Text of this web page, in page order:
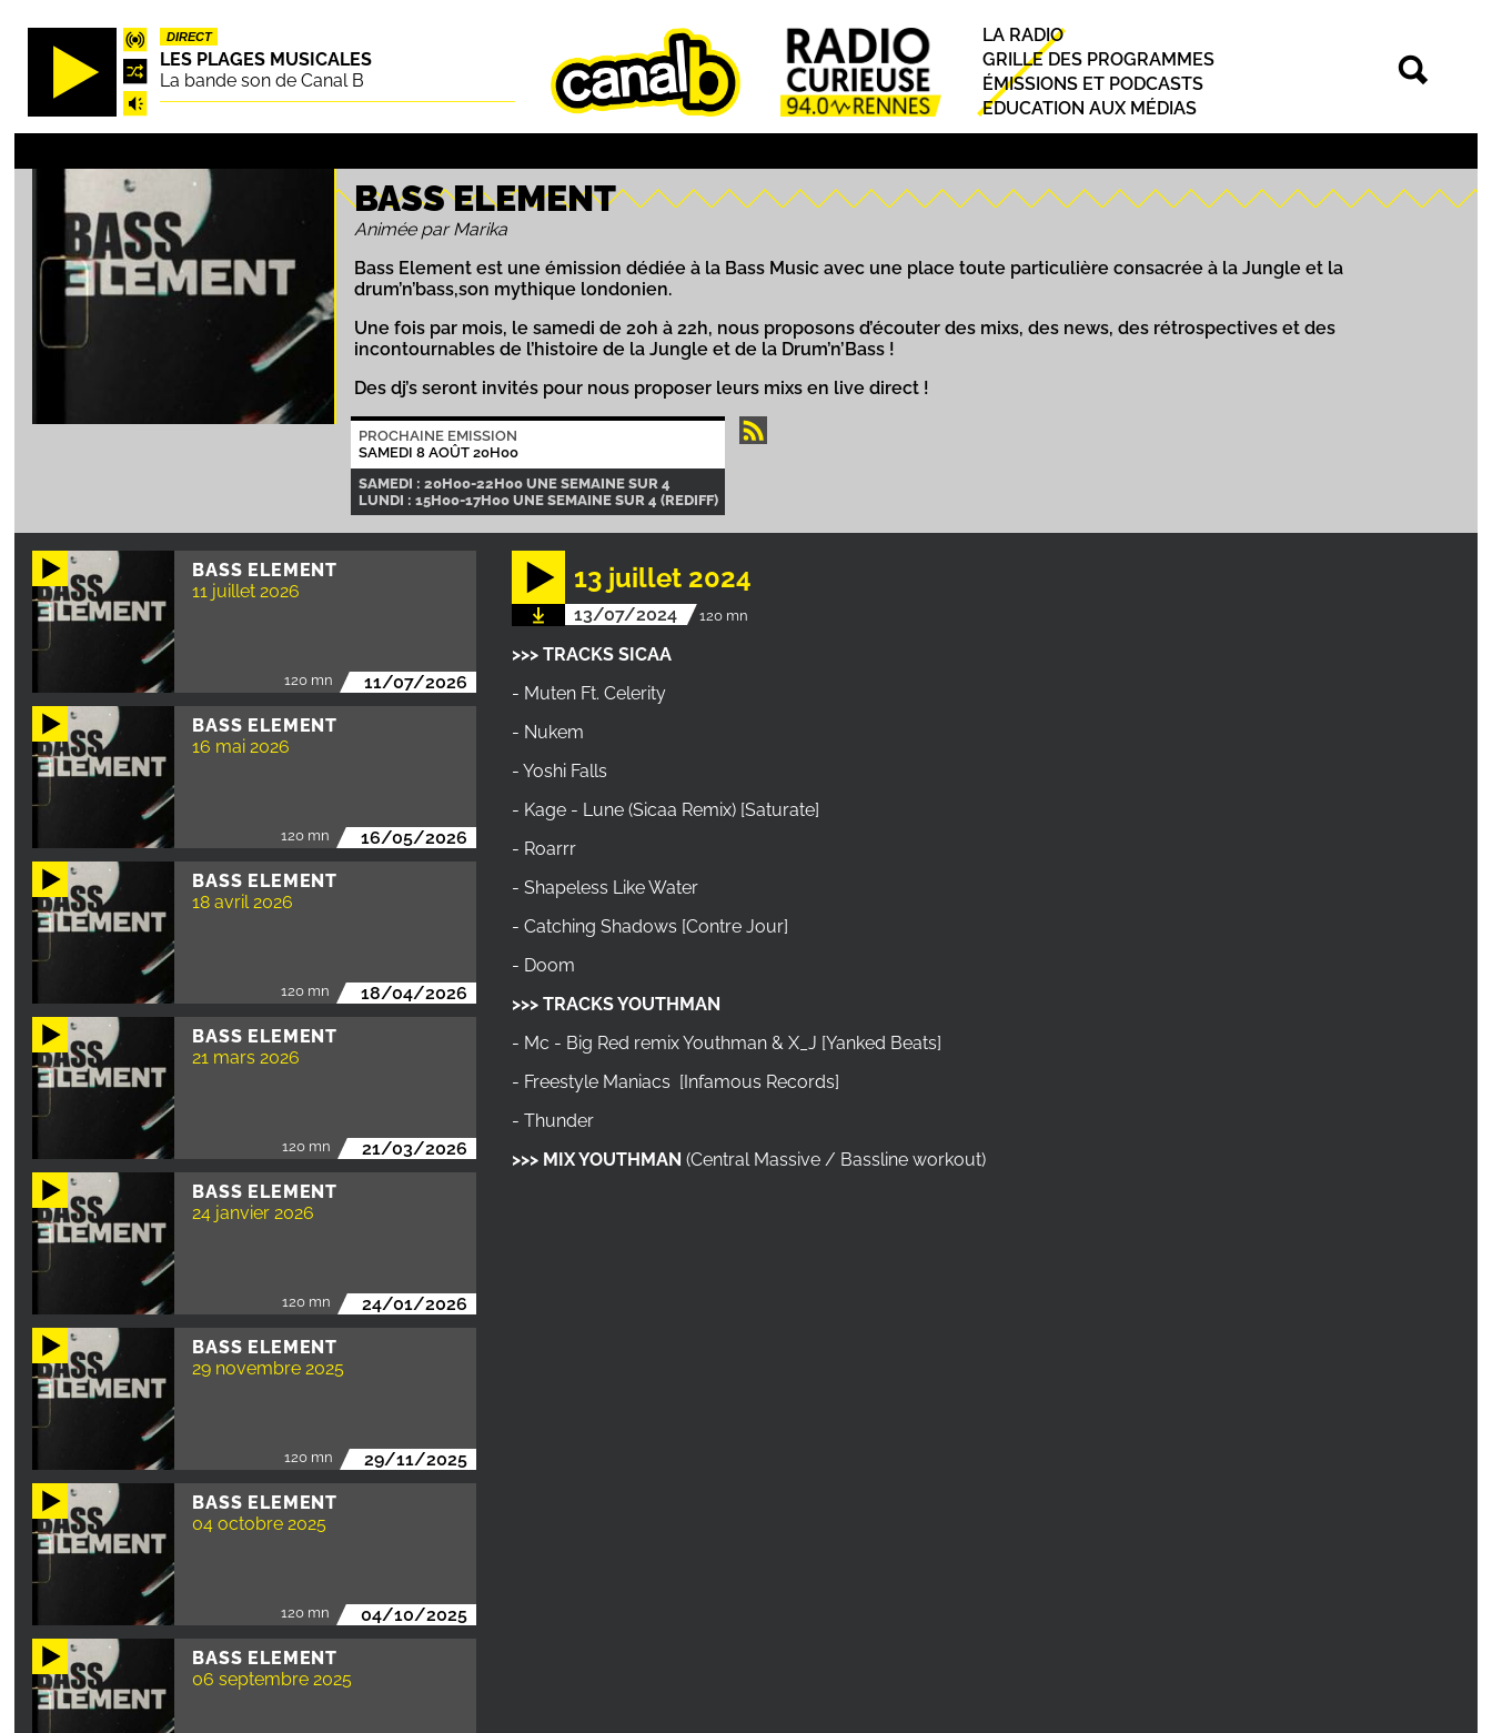
Aller
principal
DIRECT
LES PLAGES MUSICALES
La bande son de Canal B
Principal
LA RADIO
GRILLE DES PROGRAMMES
ÉMISSIONS ET PODCASTS
EDUCATION AUX MÉDIAS
BASS ELEMENT
Animée par Marika
Bass Element est une émission dédiée à la Bass Music avec une place toute particulière consacrée à la Jungle et la
drum’n’bass,son mythique londonien.
Une fois par mois, le samedi de 20h à 22h, nous proposons d’écouter des mixs, des news, des rétrospectives et des
incontournables de l’histoire de la Jungle et de la Drum’n’Bass !
Des dj’s seront invités pour nous proposer leurs mixs en live direct !
PROCHAINE EMISSION
SAMEDI 8 AOÛT 20H00
SAMEDI : 20H00-22H00 UNE SEMAINE SUR 4
LUNDI : 15H00-17H00 UNE SEMAINE SUR 4 (REDIFF)
BASS ELEMENT
11 juillet 2026
120 mn 11/07/2026
BASS ELEMENT
16 mai 2026
120 mn 16/05/2026
BASS ELEMENT
18 avril 2026
120 mn 18/04/2026
BASS ELEMENT
21 mars 2026
120 mn 21/03/2026
BASS ELEMENT
24 janvier 2026
120 mn 24/01/2026
BASS ELEMENT
29 novembre 2025
120 mn 29/11/2025
BASS ELEMENT
04 octobre 2025
120 mn 04/10/2025
BASS ELEMENT
06 septembre 2025
13 juillet 2024
13/07/2024 120 mn
>>> TRACKS SICAA
- Muten Ft. Celerity
- Nukem
- Yoshi Falls
- Kage - Lune (Sicaa Remix) [Saturate]
- Roarrr
- Shapeless Like Water
- Catching Shadows [Contre Jour]
- Doom
>>> TRACKS YOUTHMAN
- Mc - Big Red remix Youthman & X_J [Yanked Beats]
- Freestyle Maniacs [Infamous Records]
- Thunder
>>> MIXYOUTHMAN (Central Massive / Bassline workout)